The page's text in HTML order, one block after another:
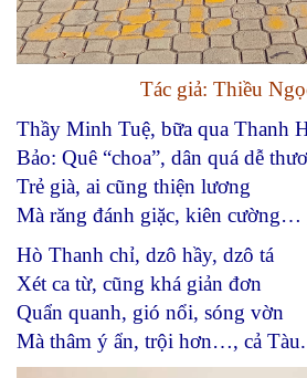
Tác giả: Thiều
Thầy Minh Tuệ, bữa qua Thanh
Bảo: Quê “choa”, dân quá dễ
Trẻ già, ai cũng thiện lương
Mà răng đánh giặc, kiên cường…
Hò Thanh chỉ, dzô hầy, dzô tá
Xét ca từ, cũng khá giản đơn
Quẩn quanh, gió nổi, sóng vờn
Mà thâm ý ẩn, trội hơn…, cả Tàu.